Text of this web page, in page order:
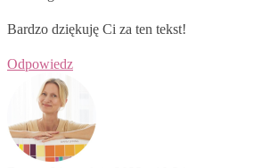
Bardzo dziękuję Ci za ten tekst!
Odpowiedz